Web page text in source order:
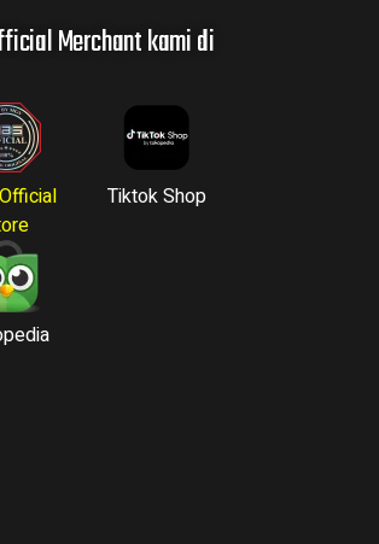
Merchant kami di
Tiktok Shop